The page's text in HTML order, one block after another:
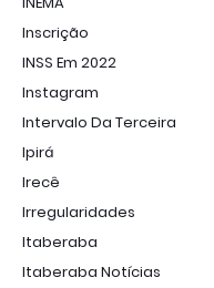
Inscrição
INSS Em 2022
Instagram
Intervalo Da Terceira
Ipirá
Irecê
Irregularidades
Itaberaba
Itaberaba Notícias